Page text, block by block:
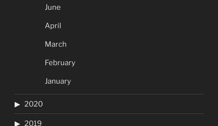
June
April
March
February
January
2020
2019